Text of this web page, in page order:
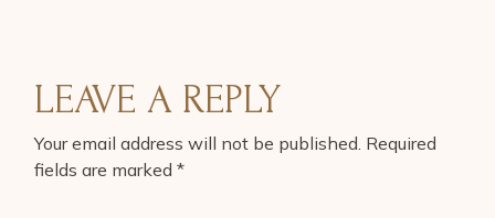
LEAVE A REPLY
Your email address will not be published. Required
fields are marked*